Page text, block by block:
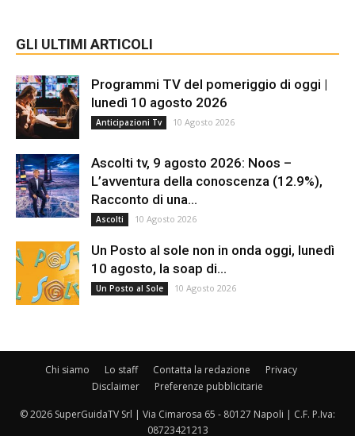
GLI ULTIMI ARTICOLI
Programmi TV del pomeriggio di oggi |
lunedì 10 agosto 2026
Anticipazioni Tv 10 Agosto 2026
Ascolti tv, 9 agosto 2026: Noos –
L’avventura della conoscenza (12.9%),
Racconto di una...
Ascolti 10 Agosto 2026
Un Posto al sole non in onda oggi, lunedì
10 agosto, la soap di...
Un Posto al Sole 10 Agosto 2026
Chi siamo Lo staff Contatta la redazione
Privacy
Disclaimer
Preferenze pubblicitarie
© 2026 SuperGuidaTV Srl | Via Cimarosa 65 - 80127 Napoli | C.F. P.Iva:
08723421213